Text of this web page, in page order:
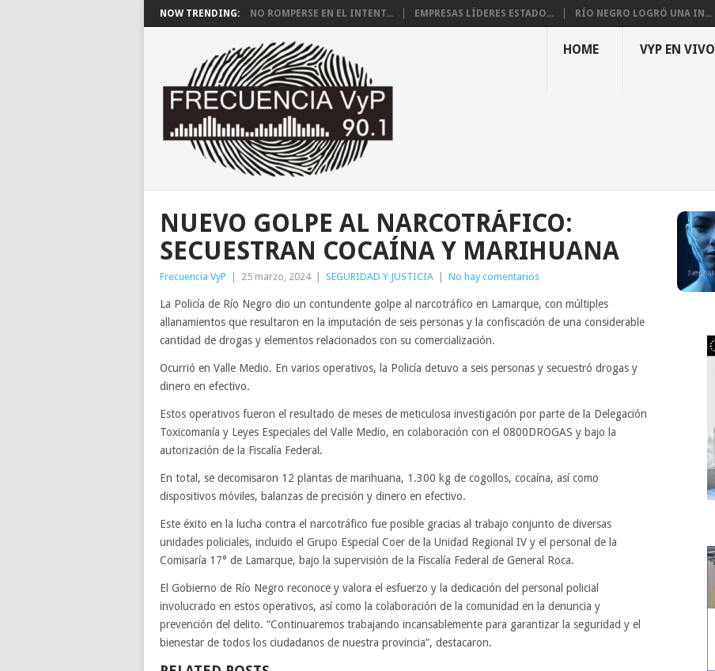
NOW TRENDING: NO ROMPERSE EN EL INTENT... EMPRESAS LÍDERES ESTADO... RÍO NEGRO LOGRÓ UNA IN...
HOME VYP EN VIVO
NUEVO GOLPE AL NARCOTRÁFICO:
SECUESTRAN COCAÍNA Y MARIHUANA
Frecuencia VyP 25 marzo, 2024 SEGURIDAD Y JUSTICIA No hay comentarios
La Policía de Río Negro dio un contundente golpe al narcotráfico en Lamarque, con múltiples
allanamientos que resultaron en la imputación de seis personas y la confiscación de una considerable
cantidad de drogas y elementos relacionados con su comercialización.
Ocurrió en Valle Medio. En varios operativos, la Policía detuvo a seis personas y secuestró drogas y
dinero en efectivo.
Estos operativos fueron el resultado de meses de meticulosa investigación por parte de la Delegación
Toxicomanía y Leyes Especiales del Valle Medio, en colaboración con el 0800DROGAS y bajo la
autorización de la Fiscalía Federal.
En total, se decomisaron 12 plantas de marihuana, 1.300 kg de cogollos, cocaína, así como
dispositivos móviles, balanzas de precisión y dinero en efectivo.
Este éxito en la lucha contra el narcotráfico fue posible gracias al trabajo conjunto de diversas
unidades policiales, incluido el Grupo Especial Coer de la Unidad Regional IV y el personal de la
Comisaría 17° de Lamarque, bajo la supervisión de la Fiscalía Federal de General Roca.
El Gobierno de Río Negro reconoce y valora el esfuerzo y la dedicación del personal policial
involucrado en estos operativos, así como la colaboración de la comunidad en la denuncia y
prevención del delito. “Continuaremos trabajando incansablemente para garantizar la seguridad y el
bienestar de todos los ciudadanos de nuestra provincia”, destacaron.